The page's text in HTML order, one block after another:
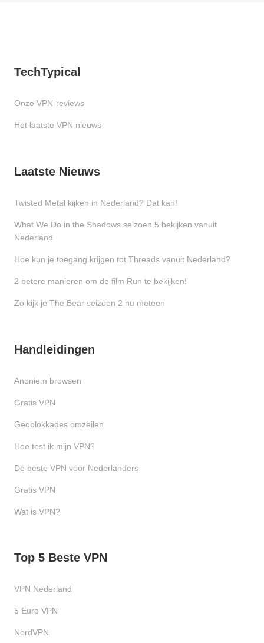
TechTypical
Onze VPN-reviews
Het laatste VPN nieuws
Laatste Nieuws
Twisted Metal kijken in Nederland? Dat kan!
What We Do in the Shadows seizoen 5 bekijken vanuit
Nederland
Hoe kun je toegang krijgen tot Threads vanuit Nederland?
2 betere manieren om de film Run te bekijken!
Zo kijk je The Bear seizoen 2 nu meteen
Handleidingen
Anoniem browsen
Gratis VPN
Geoblokkades omzeilen
Hoe test ik mijn VPN?
De beste VPN voor Nederlanders
Gratis VPN
Wat is VPN?
Top 5 Beste VPN
VPN Nederland
5 Euro VPN
NordVPN